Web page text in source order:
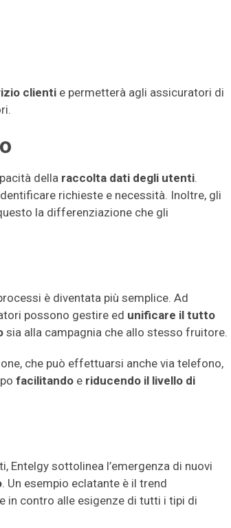
clienti e permetterà agli assicuratori di
della raccolta dati degli utenti.
richieste e necessità. Inoltre, gli
la differenziazione che gli
è diventata più semplice. Ad
possono gestire ed unificare il tutto
sia alla campagnia che allo stesso fruitore.
che può effettuarsi anche via telefono,
facilitando e riducendo il livello di
sottolinea l’emergenza di nuovi
. Un esempio eclatante è il trend
in contro alle esigenze di tutti i tipi di